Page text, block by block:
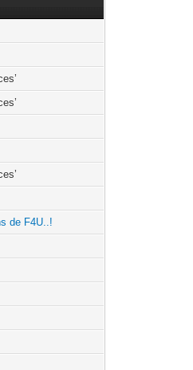
de F4U..!